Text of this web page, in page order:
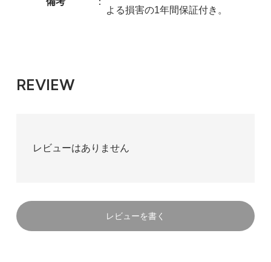
よる損害の1年間保証付き。
REVIEW
レビューはありません
レビューを書く